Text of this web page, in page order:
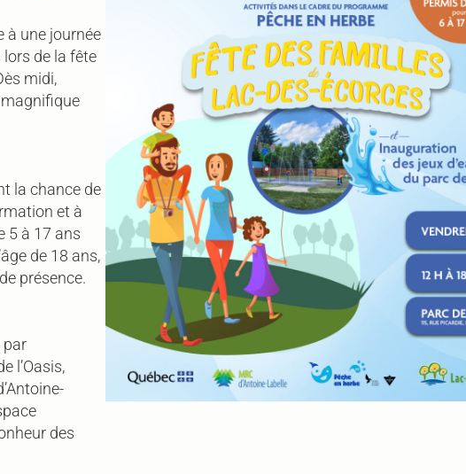
à une journée
lors de la fête
midi,
la chance de
et à
5 à 17 ans
de 18 ans,
présence.
par
l’Oasis,
des